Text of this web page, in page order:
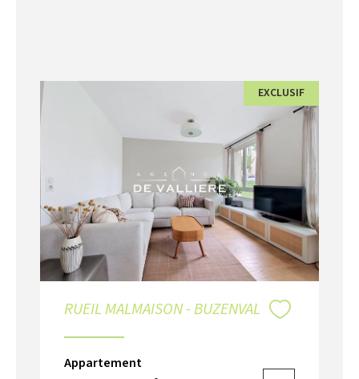
EXCLUSIF
RUEIL MALMAISON - BUZENVAL
Appartement